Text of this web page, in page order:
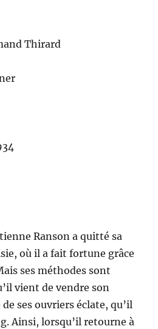
Thirard
Ranson a quitté sa
où il a fait fortune grâce
ses méthodes sont
vient de vendre son
ses ouvriers éclate, qu’il
Ainsi, lorsqu’il retourne à